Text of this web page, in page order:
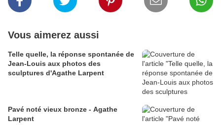
Vous aimerez aussi
Telle quelle, la réponse spontanée de
Jean-Louis aux photos des
sculptures d'Agathe Larpent
Pavé noté vieux bronze - Agathe
Larpent